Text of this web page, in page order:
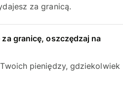
za granicą.
za granicę, oszczędzaj na
pieniędzy, gdziekolwiek